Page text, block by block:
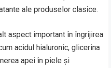
ale produselor clasice.
aspect important în îngrijirea
acidul hialuronic, glicerina
apei în piele și